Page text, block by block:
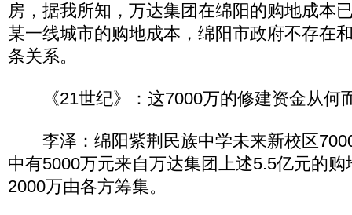
房，据我所知，万达集团在绵阳的购地成本
某一线城市的购地成本，绵阳市政府不存在
条关系。
《21世纪》：这7000万的修建资金从何
李泽：绵阳紫荆民族中学未来新校区
中有5000万元来自万达集团上述5.5亿元的
2000万由各方筹集。